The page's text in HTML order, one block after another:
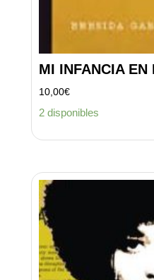
MI INFANCIA EN
10,00€
2 disponibles